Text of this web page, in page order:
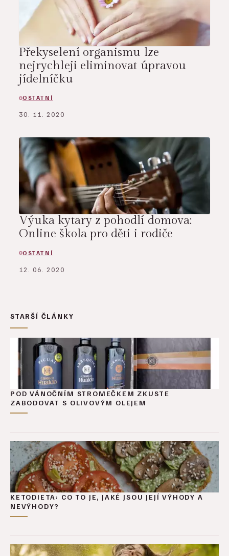
Překyselení organismu lze
nejrychleji eliminovat úpravou
jídelníčku
OSTATNÍ
30. 11. 2020
Výuka kytary z pohodlí domova:
Online škola pro děti i rodiče
OSTATNÍ
12. 06. 2020
STARŠÍ ČLÁNKY
POD VÁNOČNÍM STROMEČKEM ZKUSTE
ZABODOVAT S OLIVOVÝM OLEJEM
KETODIETA: CO TO JE, JAKÉ JSOU JEJÍ VÝHODY A
NEVÝHODY?